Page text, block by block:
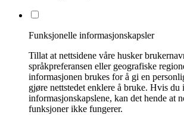
Funksjonelle informasjonskapsler
Tillat at nettsidene våre husker
språkpreferansen eller geografiske
informasjonen brukes for å gi en
gjøre nettstedet enklere å bruke. Hvis du
informasjonskapslene, kan det hende at
funksjoner ikke fungerer.